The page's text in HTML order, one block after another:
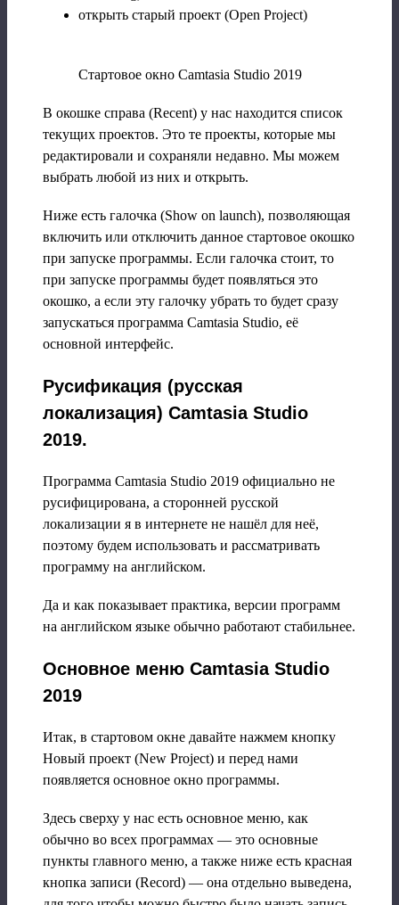
открыть старый проект (Open Project)
Стартовое окно Camtasia Studio 2019
В окошке справа (Recent) у нас находится список
текущих проектов. Это те проекты, которые мы
редактировали и сохраняли недавно. Мы можем
выбрать любой из них и открыть.
Ниже есть галочка (Show on launch), позволяющая
включить или отключить данное стартовое окошко
при запуске программы. Если галочка стоит, то
при запуске программы будет появляться это
окошко, а если эту галочку убрать то будет сразу
запускаться программа Camtasia Studio, её
основной интерфейс.
Русификация (русская
локализация) Camtasia Studio
2019.
Программа Camtasia Studio 2019 официально не
русифицирована, а сторонней русской
локализации я в интернете не нашёл для неё,
поэтому будем использовать и рассматривать
программу на английском.
Да и как показывает практика, версии программ
на английском языке обычно работают стабильнее.
Основное меню Camtasia Studio
2019
Итак, в стартовом окне давайте нажмем кнопку
Новый проект (New Project) и перед нами
появляется основное окно программы.
Здесь сверху у нас есть основное меню, как
обычно во всех программах — это основные
пункты главного меню, а также ниже есть красная
кнопка записи (Record) — она отдельно выведена,